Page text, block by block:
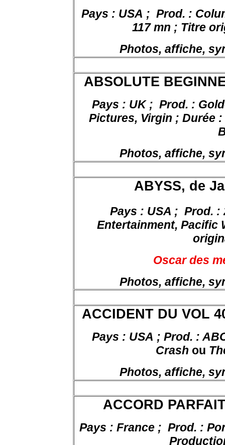
Pays : USA ; Prod. :
117 mn ; Titre
Photos, affiche,
ABSOLUTE
Pays : UK ; Prod. :
Pictures, Virgin ; Durée
Photos, affiche,
ABYSS, de
Pays : USA ; Prod. :
Entertainment, Pacific
Oscar des
Photos, affiche,
ACCIDENT DU VOL
Pays : USA ; Prod. :
Crash ou
Photos, affiche,
ACCORD
Pays : France ; Prod. :